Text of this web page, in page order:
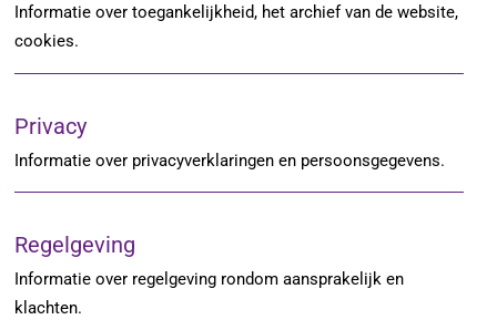
Informatie over toegankelijkheid, het archief van de website,
cookies.
Privacy
Informatie over privacyverklaringen en persoonsgegevens.
Regelgeving
Informatie over regelgeving rondom aansprakelijk en
klachten.